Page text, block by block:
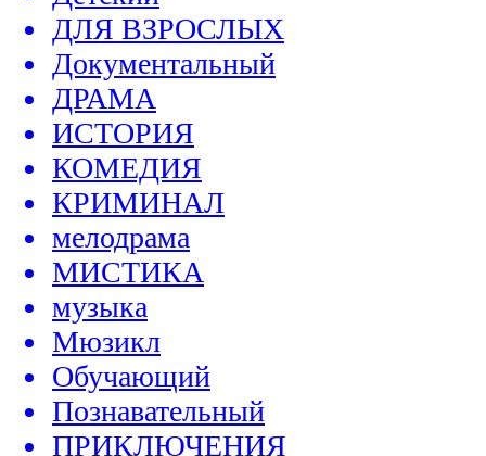
ДЛЯ ВЗРОСЛЫХ
Документальный
ДРАМА
ИСТОРИЯ
КОМЕДИЯ
КРИМИНАЛ
мелодрама
МИСТИКА
музыка
Мюзикл
Обучающий
Познавательный
ПРИКЛЮЧЕНИЯ